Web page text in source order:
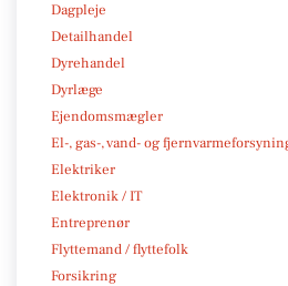
Dagpleje
Detailhandel
Dyrehandel
Dyrlæge
Ejendomsmægler
El-, gas-, vand- og
Elektriker
Elektronik / IT
Entreprenør
Flyttemand / flyttefolk
Forsikring